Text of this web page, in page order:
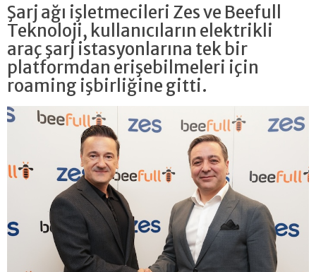
Şarj ağı işletmecileri Zes ve Beefull
Teknoloji, kullanıcıların elektrikli
araç şarj istasyonlarına tek bir
platformdan erişebilmeleri için
roaming işbirliğine gitti.